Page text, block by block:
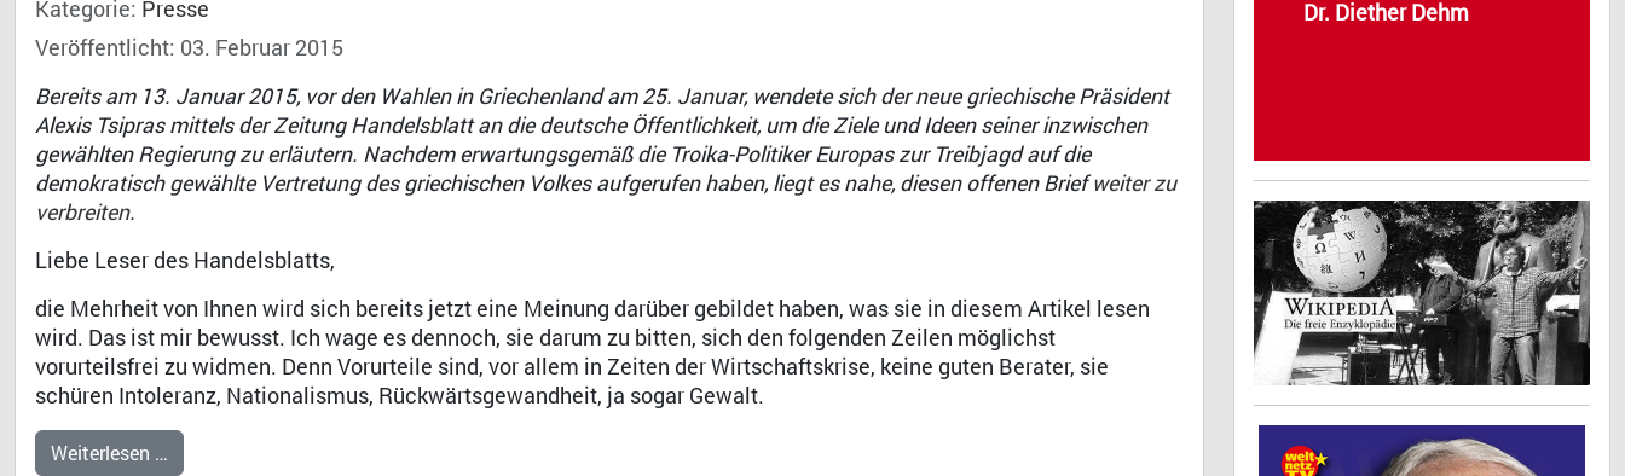
Kategorie: Presse
Veröffentlicht: 03. Februar 2015
Bereits am 13. Januar 2015, vor den Wahlen in Griechenland am 25. Januar, wendete sich der neue griechische Präsident
Alexis Tsipras mittels der Zeitung Handelsblatt an die deutsche Öffentlichkeit, um die Ziele und Ideen seiner inzwischen
gewählten Regierung zu erläutern. Nachdem erwartungsgemäß die Troika-Politiker Europas zur Treibjagd auf die
demokratisch gewählte Vertretung des griechischen Volkes aufgerufen haben, liegt es nahe, diesen offenen Briefweiter zu
verbreiten.
Liebe Leser des Handelsblatts,
die Mehrheit von Ihnen wird sich bereits jetzt eine Meinung darüber gebildet haben, was sie in diesem Artikel lesen
wird. Das ist mir bewusst. Ich wage es dennoch, sie darum zu bitten, sich den folgenden Zeilen möglichst
vorurteilsfrei zu widmen. Denn Vorurteile sind, vor allem in Zeiten der Wirtschaftskrise, keine guten Berater, sie
schüren Intoleranz, Nationalismus, Rückwärtsgewandheit, ja sogar Gewalt.
Weiterlesen …
Dr. Diether Dehm